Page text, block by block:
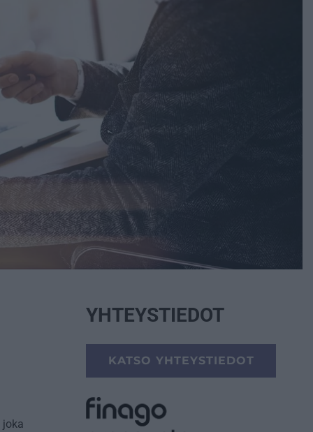
YHTEYSTIEDOT
KATSO YHTEYSTIEDOT